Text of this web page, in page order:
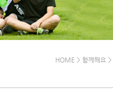
HOME > 함께해요 >